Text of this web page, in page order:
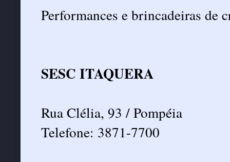
Performances e brincadeiras de
SESC ITAQUERA
Rua Clélia, 93 / Pompéia
Telefone: 3871-7700